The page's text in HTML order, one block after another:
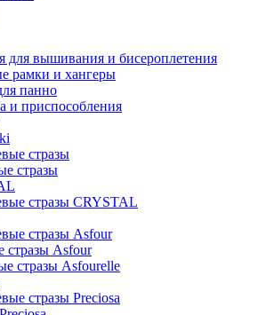
для вышивания и бисероплетения
рамки и хангеры
панно
и приспособления
стразы
стразы
стразы CRYSTAL
стразы Asfour
стразы Asfour
стразы Asfourelle
стразы Preciosa